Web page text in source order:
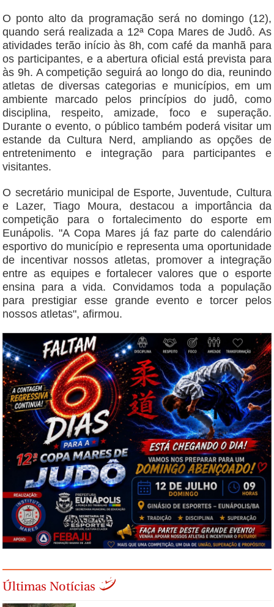
O ponto alto da programação será no domingo (12),
quando será realizada a 12ª Copa Mares de Judô. As
atividades terão início às 8h, com café da manhã para
os participantes, e a abertura oficial está prevista para
às 9h. A competição seguirá ao longo do dia, reunindo
atletas de diversas categorias e municípios, em um
ambiente marcado pelos princípios do judô, como
disciplina, respeito, amizade, foco e superação.
Durante o evento, o público também poderá visitar um
estande da Cultura Nerd, ampliando as opções de
entretenimento e integração para participantes e
visitantes.
O secretário municipal de Esporte, Juventude, Cultura
e Lazer, Tiago Moura, destacou a importância da
competição para o fortalecimento do esporte em
Eunápolis. "A Copa Mares já faz parte do calendário
esportivo do município e representa uma oportunidade
de incentivar nossos atletas, promover a integração
entre as equipes e fortalecer valores que o esporte
ensina para a vida. Convidamos toda a população
para prestigiar esse grande evento e torcer pelos
nossos atletas", afirmou.
Últimas Notícias